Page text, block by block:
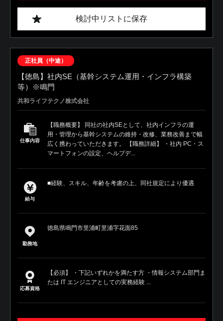
検討中リストに保存
正社員（中途）
【徳島】社内SE（基幹システム運用・インフラ構築
等）※鳴門
共和ライフテクノ株式会社
仕事内容
【職務概要】 同社の社内SEとして、社内インフラの運
用・管理から基幹システムの維持・改修、業務改善まで幅
広く携わっていただきます。 【職務詳細】 ・社内 PC・ス
マートフォンの設定、ヘルプデ...
給与
■経験、スキル、年齢を考慮の上、同社規定により優遇
勤務地
徳島県鳴門市里浦町里浦字花面85
応募資格
【必須】 ・下記いずれかを満たす方 ・情報システム部門ま
たは IT エンジニアとしての実務経験 ...